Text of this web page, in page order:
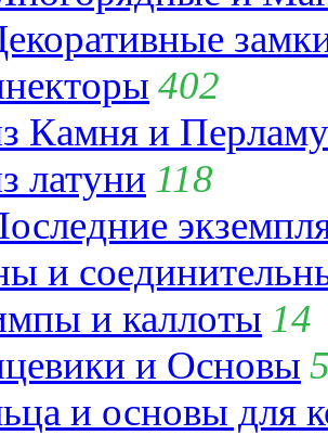
402
Камня и
латуни 118
и
и каллоты 14
и Основы
и основы для